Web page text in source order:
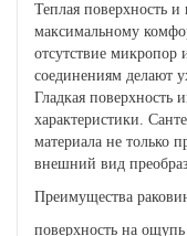
Теплая поверхность
максимальному
отсутствие микропор
соединениям делают
Гладкая поверхность
характеристики.
материала не только
внешний вид
Преимущества
поверхность на